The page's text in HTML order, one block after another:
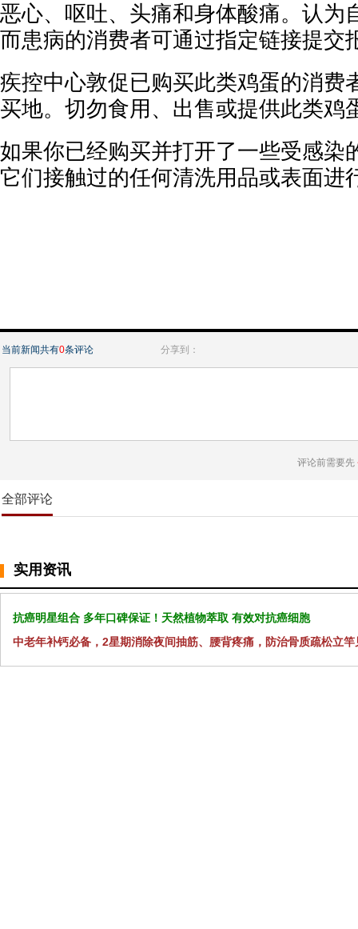
恶心、呕吐、头痛和身体酸痛。认为
而患病的消费者可通过指定链接提交
疾控中心敦促已购买此类鸡蛋的消费
买地。切勿食用、出售或提供此类鸡
如果你已经购买并打开了一些受感染
它们接触过的任何清洗用品或表面进
当前新闻共有0条评论 分享到：
评论前需要先
全部评论
实用资讯
抗癌明星组合 多年口碑保证！天然植物萃取 有效对抗癌细胞
中老年补钙必备，2星期消除夜间抽筋、腰背疼痛，防治骨质疏松立竿